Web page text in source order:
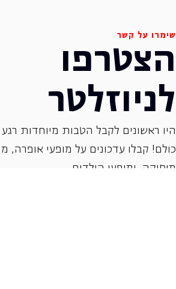
שימרו על קשר
הצטרפו
לניוזלטר
היו ראשונים לקבל הטבות מיוחדות רגע
כולם! קבלו עדכונים על מופעי אופרה,
‏מוסיקה, ומופעי הילדים.